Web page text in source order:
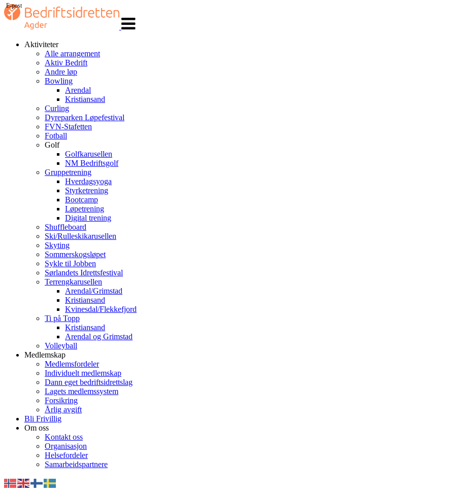
navigasjon
Aktiviteter
Alle arrangement
Aktiv Bedrift
Andre løp
Bowling
Arendal
Kristiansand
Curling
Dyreparken Løpefestival
FVN-Stafetten
Fotball
Golf
Golfkarusellen
NM Bedriftsgolf
Gruppetrening
Hverdagsyoga
Styrketrening
Bootcamp
Løpetrening
Digital trening
Shuffleboard
Ski/Rulleskikarusellen
Skyting
Sommerskogsløpet
Sykle til Jobben
Sørlandets Idrettsfestival
Terrengkarusellen
Arendal/Grimstad
Kristiansand
Kvinesdal/Flekkefjord
Ti på Topp
Kristiansand
Arendal og Grimstad
Volleyball
Medlemskap
Medlemsfordeler
Individuelt medlemskap
Dann eget bedriftsidrettslag
Lagets medlemssystem
Forsikring
Årlig avgift
Bli Frivillig
Om oss
Kontakt oss
Organisasjon
Helsefordeler
Samarbeidspartnere
E-post